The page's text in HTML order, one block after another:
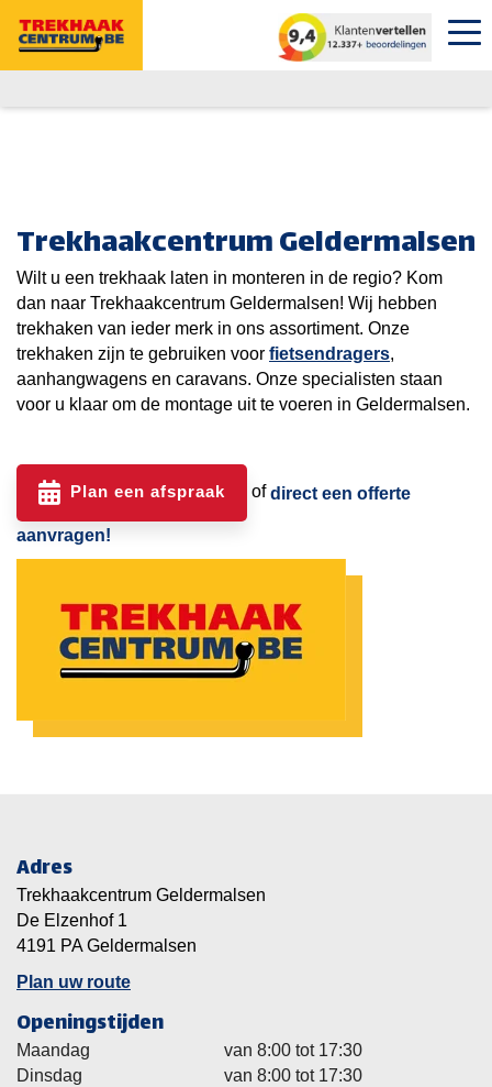
Trekhaakcentrum Geldermalsen
Wilt u een trekhaak laten in monteren in de regio? Kom
dan naar Trekhaakcentrum Geldermalsen! Wij hebben
trekhaken van ieder merk in ons assortiment. Onze
trekhaken zijn te gebruiken voor fietsendragers,
aanhangwagens en caravans. Onze specialisten staan
voor u klaar om de montage uit te voeren in Geldermalsen.
Plan een afspraak ofdirect een offerte
aanvragen!
Adres
Trekhaakcentrum Geldermalsen
De Elzenhof 1
4191 PA Geldermalsen
Plan uw route
Openingstijden
Maandag
van 8:00 tot 17:30
Dinsdag
van 8:00 tot 17:30